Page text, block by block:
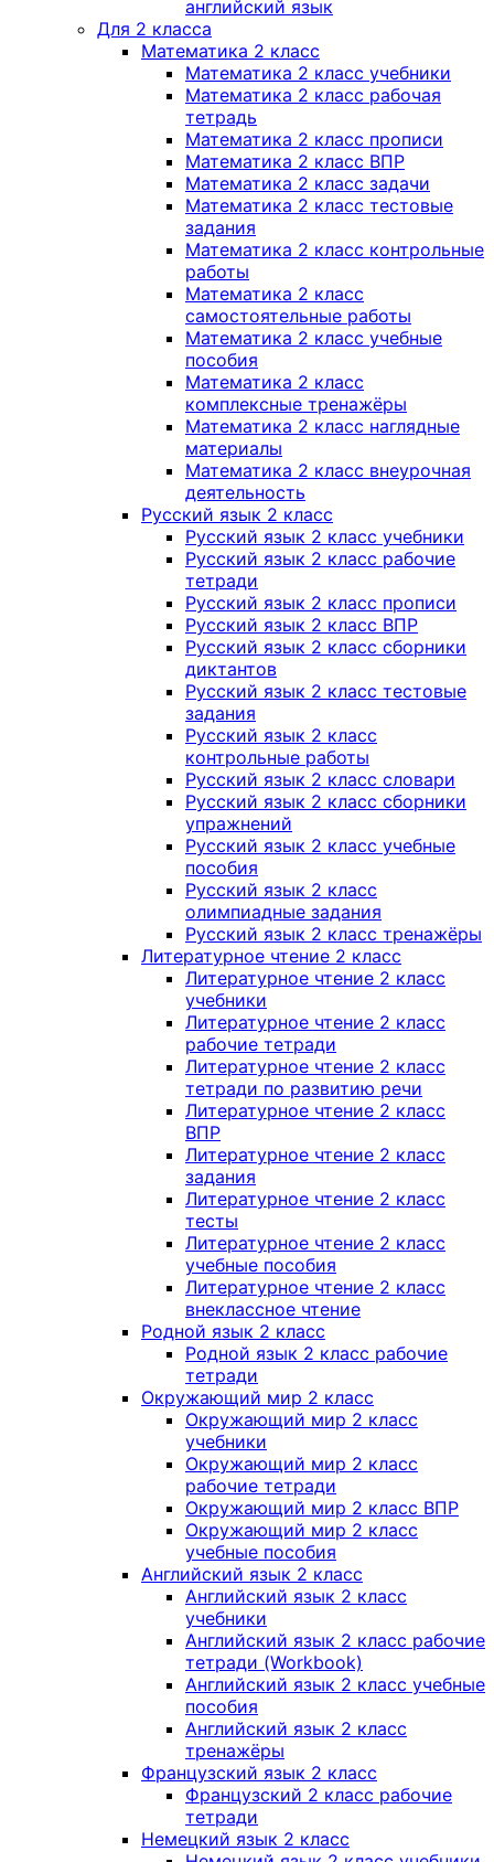
английский язык
Для 2 класса
Математика 2 класс
Математика 2 класс учебники
Математика 2 класс рабочая
тетрадь
Математика 2 класс прописи
Математика 2 класс ВПР
Математика 2 класс задачи
Математика 2 класс тестовые
задания
Математика 2 класс контрольные
работы
Математика 2 класс
самостоятельные работы
Математика 2 класс учебные
пособия
Математика 2 класс
комплексные тренажёры
Математика 2 класс наглядные
материалы
Математика 2 класс внеурочная
деятельность
Русский язык 2 класс
Русский язык 2 класс учебники
Русский язык 2 класс рабочие
тетради
Русский язык 2 класс прописи
Русский язык 2 класс ВПР
Русский язык 2 класс сборники
диктантов
Русский язык 2 класс тестовые
задания
Русский язык 2 класс
контрольные работы
Русский язык 2 класс словари
Русский язык 2 класс сборники
упражнений
Русский язык 2 класс учебные
пособия
Русский язык 2 класс
олимпиадные задания
Русский язык 2 класс тренажёры
Литературное чтение 2 класс
Литературное чтение 2 класс
учебники
Литературное чтение 2 класс
рабочие тетради
Литературное чтение 2 класс
тетради по развитию речи
Литературное чтение 2 класс
ВПР
Литературное чтение 2 класс
задания
Литературное чтение 2 класс
тесты
Литературное чтение 2 класс
учебные пособия
Литературное чтение 2 класс
внеклассное чтение
Родной язык 2 класс
Родной язык 2 класс рабочие
тетради
Окружающий мир 2 класс
Окружающий мир 2 класс
учебники
Окружающий мир 2 класс
рабочие тетради
Окружающий мир 2 класс ВПР
Окружающий мир 2 класс
учебные пособия
Английский язык 2 класс
Английский язык 2 класс
учебники
Английский язык 2 класс рабочие
тетради (Workbook)
Английский язык 2 класс учебные
пособия
Английский язык 2 класс
тренажёры
Французский язык 2 класс
Французский 2 класс рабочие
тетради
Немецкий язык 2 класс